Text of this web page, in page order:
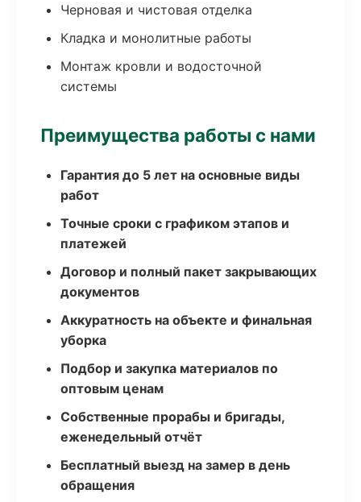
Черновая и чистовая отделка
Кладка и монолитные работы
Монтаж кровли и водосточной
системы
Преимущества работы с нами
Гарантия до 5 лет на основные виды
работ
Точные сроки с графиком этапов и
платежей
Договор и полный пакет закрывающих
документов
Аккуратность на объекте и финальная
уборка
Подбор и закупка материалов по
оптовым ценам
Собственные прорабы и бригады,
еженедельный отчёт
Бесплатный выезд на замер в день
обращения